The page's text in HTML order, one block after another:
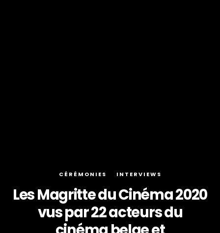
CÉRÉMONIES INTERVIEWS
Les Magritte du Cinéma 2020
vus par 22 acteurs du